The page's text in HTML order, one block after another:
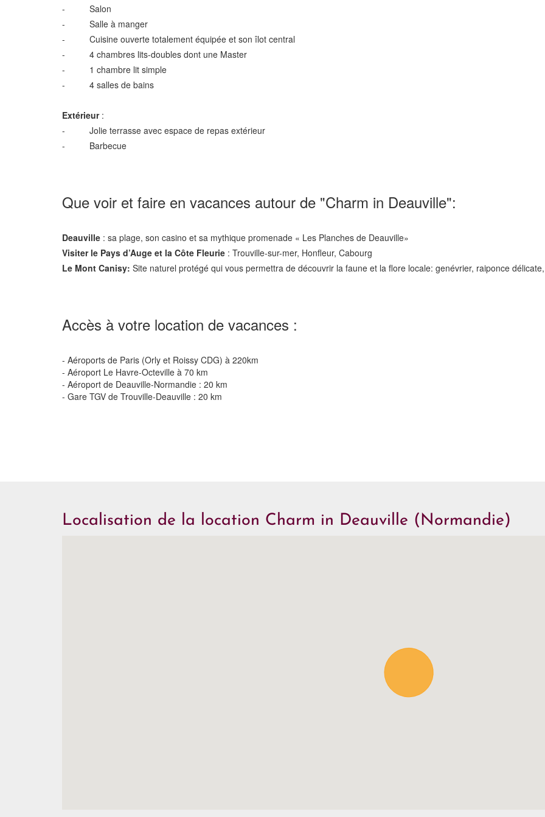
- Salon
- Salle à manger
- Cuisine ouverte totalement équipée et son îlot central
- 4 chambres lits-doubles dont une Master
- 1 chambre lit simple
- 4 salles de bains
Extérieur :
- Jolie terrasse avec espace de repas extérieur
- Barbecue
Que voir et faire en vacances autour de "Charm in Deauville":
Deauville : sa plage, son casino et sa mythique promenade « Les Planches de Deauville»
Visiter le Pays d’Auge et la Côte Fleurie : Trouville-sur-mer, Honfleur, Cabourg
Le Mont Canisy: Site naturel protégé qui vous permettra de découvrir la faune et la flore locale: genévrier, raiponce
Accès à votre location de vacances :
- Aéroports de Paris (Orly et Roissy CDG) à 220km
- Aéroport Le Havre-Octeville à 70 km
- Aéroport de Deauville-Normandie : 20 km
- Gare TGV de Trouville-Deauville : 20 km
Localisation de la location Charm in Deauville (Normandie)